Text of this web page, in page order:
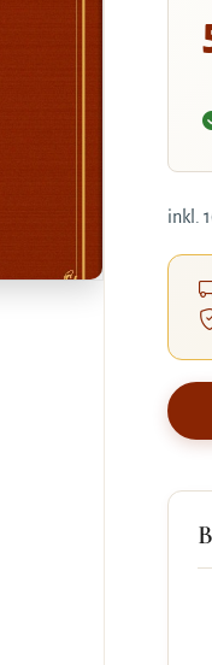
inkl.